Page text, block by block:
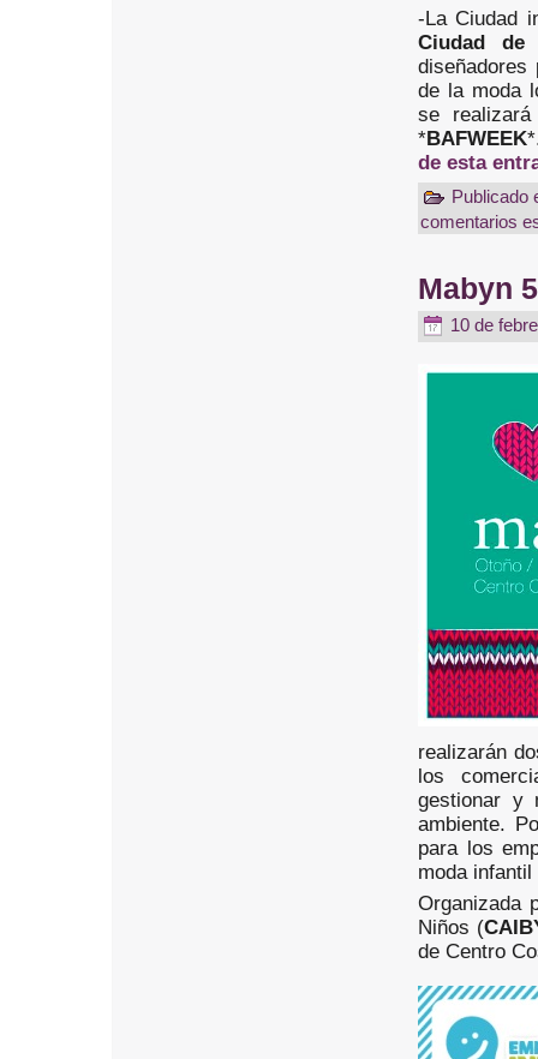
-La Ciudad
Ciudad de
de la moda
se
*BAFWEEK
de esta
Publicado
comentarios
Mabyn
10 de
realizarán
los
gestionar y
ambiente.
para los
moda
Organizada
Niños (
de Centro